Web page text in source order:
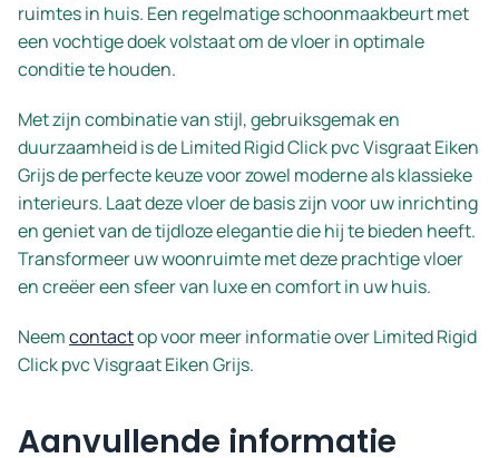
ruimtes in huis. Een regelmatige schoonmaakbeurt met
een vochtige doek volstaat om de vloer in optimale
conditie te houden.
Met zijn combinatie van stijl, gebruiksgemak en
duurzaamheid is de Limited Rigid Click pvc Visgraat Eiken
Grijs de perfecte keuze voor zowel moderne als klassieke
interieurs. Laat deze vloer de basis zijn voor uw inrichting
en geniet van de tijdloze elegantie die hij te bieden heeft.
Transformeer uw woonruimte met deze prachtige vloer
en creëer een sfeer van luxe en comfort in uw huis.
Neemcontactop voor meer informatie over Limited Rigid
Click pvc Visgraat Eiken Grijs.
Aanvullende informatie